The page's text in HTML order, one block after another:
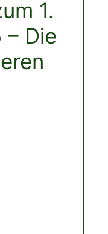
1.
Die